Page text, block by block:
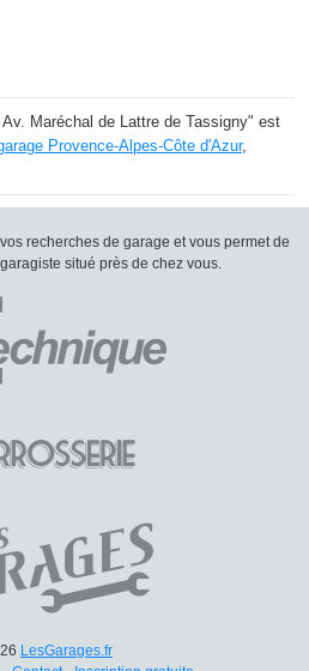
Maréchal de Lattre de Tassigny" est
Provence-Alpes-Côte d'Azur,
recherches de garage et vous permet de
situé près de chez vous.
LesGarages.fr